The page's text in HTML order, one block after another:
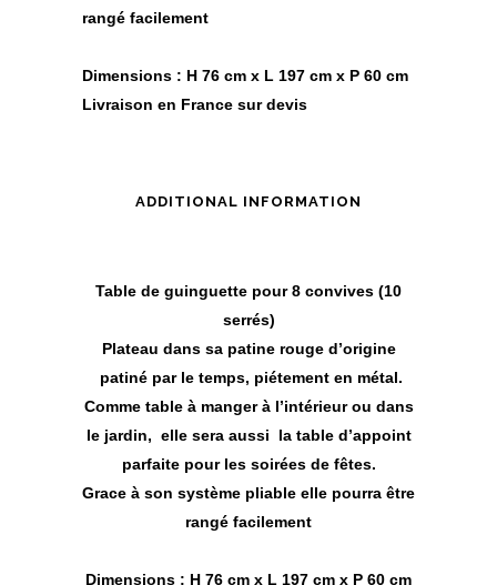
rangé facilement
Dimensions : H 76 cm x L 197 cm x P 60 cm
Livraison en France sur devis
ADDITIONAL INFORMATION
Table de guinguette pour 8 convives (10
serrés)
Plateau dans sa patine rouge d’origine
patiné par le temps, piétement en métal.
Comme table à manger à l’intérieur ou dans
le jardin, elle sera aussi la table d’appoint
parfaite pour les soirées de fêtes.
Grace à son système pliable elle pourra être
rangé facilement
Dimensions : H 76 cm x L 197 cm x P 60 cm